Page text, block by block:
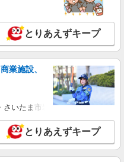
とりあえずキープ
業施設、
いたま市岩槻区・久喜市・蓮田
とりあえずキープ